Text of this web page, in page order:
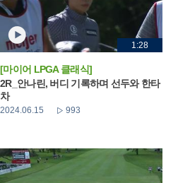
1:28
[마이어 LPGA 클래식]
2R_안나린, 버디 기록하며 선두와 한타
차
2024.06.15 993